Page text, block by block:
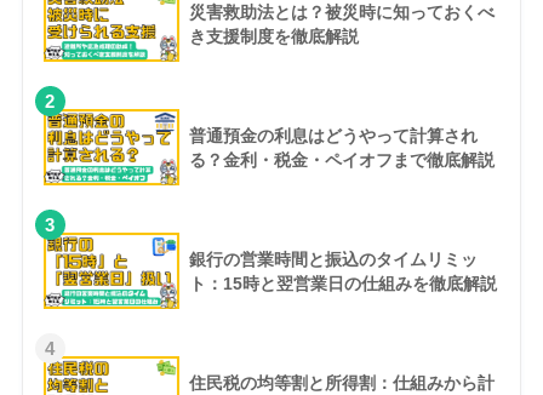
災害救助法とは？被災時に知っておくべ
き支援制度を徹底解説
2
普通預金の利息はどうやって計算され
る？金利・税金・ペイオフまで徹底解説
3
銀行の営業時間と振込のタイムリミッ
ト：15時と翌営業日の仕組みを徹底解説
4
住民税の均等割と所得割：仕組みから計